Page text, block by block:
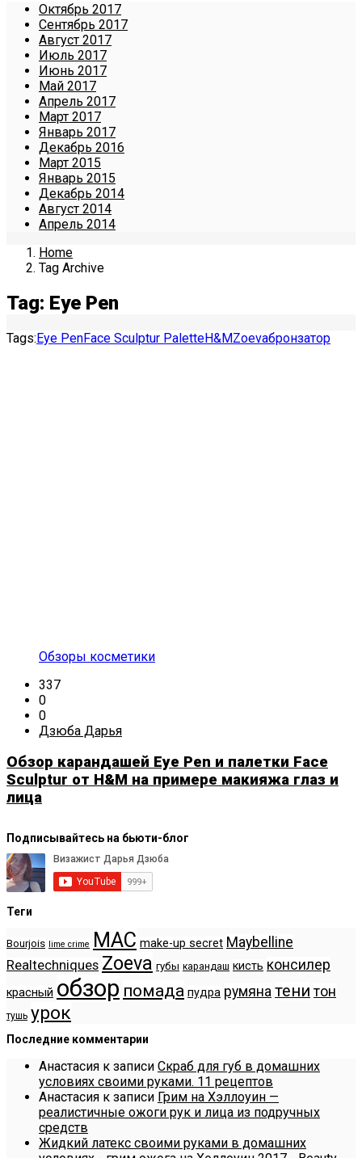
Октябрь 2017
Сентябрь 2017
Август 2017
Июль 2017
Июнь 2017
Май 2017
Апрель 2017
Март 2017
Январь 2017
Декабрь 2016
Март 2015
Январь 2015
Декабрь 2014
Август 2014
Апрель 2014
Home
Tag Archive
Tag: Eye Pen
Tags:Eye PenFace Sculptur PaletteH&MZoevaбронзатор
Обзоры косметики
337
0
0
Дзюба Дарья
Обзор карандашей Eye Pen и палетки Face
Sculptur от H&M на примере макияжа глаз и
лица
Подписывайтесь на бьюти-блог
Теги
Bourjois lime crime MAC make-up secret Maybelline
Realtechniques Zoeva губы карандаш кисть консилер
красный обзор помада пудра румяна тени тон
тушь урок
Последние комментарии
Анастасия к записи Скраб для губ в домашних
условиях своими руками. 11 рецептов
Анастасия к записи Грим на Хэллоуин —
реалистичные ожоги рук и лица из подручных
средств
Жидкий латекс своими руками в домашних